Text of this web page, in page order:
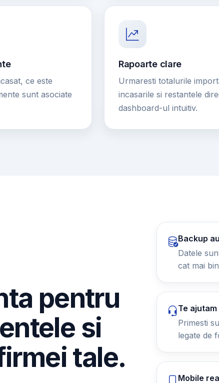
ce este
sunt asociate
Rapoarte clare
Urmaresti totalurile
incasarile si restantele
dashboard-ul intuitiv.
pentru
si
tale.
Backup
Datele
cat mai
Te
Primesti
legate de
Mobile